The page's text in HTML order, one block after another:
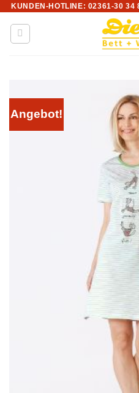
Zum
Inhalt
springen
KUNDEN-HOTLINE: 02361-30 34
Angebot!